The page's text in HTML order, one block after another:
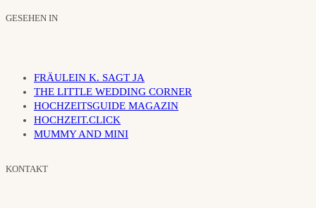
GESEHEN IN
FRÄULEIN K. SAGT JA
THE LITTLE WEDDING CORNER
HOCHZEITSGUIDE MAGAZIN
HOCHZEIT.CLICK
MUMMY AND MINI
KONTAKT